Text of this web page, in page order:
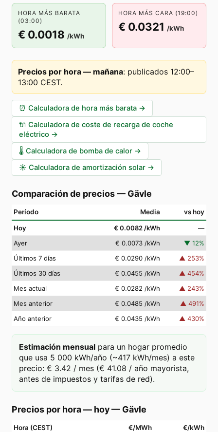
HORA MÁS BARATA
(03:00)
€ 0.0018 /kWh
HORA MÁS CARA (19:00)
€ 0.0321 /kWh
Precios por hora — mañana: publicados 12:00–
13:00 CEST.
⏰ Calculadora de hora más barata →
🔌 Calculadora de coste de recarga de coche
eléctrico →
🌡️ Calculadora de bomba de calor →
☀️ Calculadora de amortización solar →
Comparación de precios— Gävle
Período Media vs hoy
Hoy € 0.0082 /kWh
—
Ayer
€ 0.0073 /kWh ▼ 12%
Últimos 7 días
€ 0.0290 /kWh ▲ 253%
Últimos 30 días
€ 0.0455 /kWh ▲ 454%
Mes actual
€ 0.0282 /kWh ▲ 243%
Mes anterior
€ 0.0485 /kWh ▲ 491%
Año anterior
€ 0.0435 /kWh ▲ 430%
Estimación mensual para un hogar promedio
que usa 5 000 kWh/año (~417 kWh/mes) a este
precio: € 3.42 / mes (€ 41.08 / año mayorista,
antes de impuestos y tarifas de red).
Precios por hora — hoy— Gävle
Hora (CEST) €/MWh €/kWh